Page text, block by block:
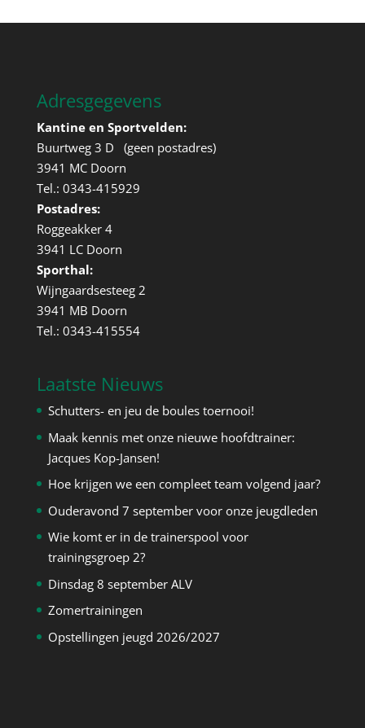
Adresgegevens
Kantine en Sportvelden:
Buurtweg 3 D (geen postadres)
3941 MC Doorn
Tel.: 0343-415929
Postadres:
Roggeakker 4
3941 LC Doorn
Sporthal:
Wijngaardsesteeg 2
3941 MB Doorn
Tel.: 0343-415554
Laatste Nieuws
Schutters- en jeu de boules toernooi!
Maak kennis met onze nieuwe hoofdtrainer:
Jacques Kop-Jansen!
Hoe krijgen we een compleet team volgend jaar?
Ouderavond 7 september voor onze jeugdleden
Wie komt er in de trainerspool voor
trainingsgroep 2?
Dinsdag 8 september ALV
Zomertrainingen
Opstellingen jeugd 2026/2027